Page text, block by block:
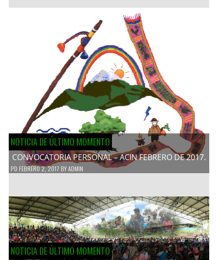
NOTICIA DE ÚLTIMO MOMENTO
CONVOCATORIA PERSONAL – ACIN FEBRERO DE 2017.
PD FEBRERO 2, 2017 BYADMIN
NOTICIA DE ÚLTIMO MOMENTO